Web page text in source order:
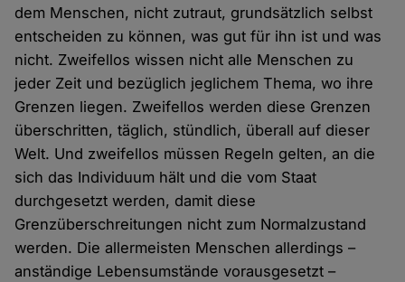
dem Menschen, nicht zutraut, grundsätzlich selbst
entscheiden zu können, was gut für ihn ist und was
nicht. Zweifellos wissen nicht alle Menschen zu
jeder Zeit und bezüglich jeglichem Thema, wo ihre
Grenzen liegen. Zweifellos werden diese Grenzen
überschritten, täglich, stündlich, überall auf dieser
Welt. Und zweifellos müssen Regeln gelten, an die
sich das Individuum hält und die vom Staat
durchgesetzt werden, damit diese
Grenzüberschreitungen nicht zum Normalzustand
werden. Die allermeisten Menschen allerdings –
anständige Lebensumstände vorausgesetzt –